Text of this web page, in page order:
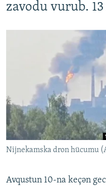
zavodu vurub.
Nijnekamska dron hücumu
Avqustun 10-na keçən